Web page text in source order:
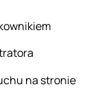
na stronie